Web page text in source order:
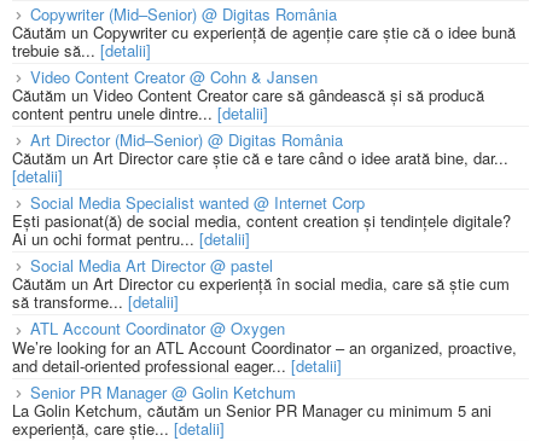
Copywriter (Mid–Senior) @ Digitas România
Căutăm un Copywriter cu experiență de agenție care știe că o idee bună
trebuie să... [detalii]
Video Content Creator @ Cohn & Jansen
Căutăm un Video Content Creator care să gândească și să producă
content pentru unele dintre... [detalii]
Art Director (Mid–Senior) @ Digitas România
Căutăm un Art Director care știe că e tare când o idee arată bine, dar...
[detalii]
Social Media Specialist wanted @ Internet Corp
Ești pasionat(ă) de social media, content creation și tendințele digitale?
Ai un ochi format pentru... [detalii]
Social Media Art Director @ pastel
Căutăm un Art Director cu experiență în social media, care să știe cum
să transforme... [detalii]
ATL Account Coordinator @ Oxygen
We’re looking for an ATL Account Coordinator – an organized, proactive,
and detail-oriented professional eager... [detalii]
Senior PR Manager @ Golin Ketchum
La Golin Ketchum, căutăm un Senior PR Manager cu minimum 5 ani
experiență, care știe... [detalii]